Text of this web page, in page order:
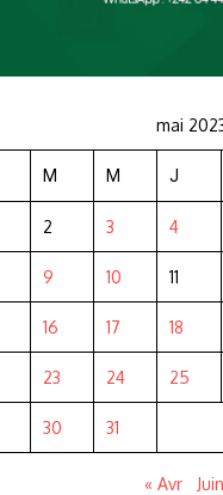
mai
M M J
2 3 4
9 10 11
16 17 18
23 24 25
30 31
« Avr